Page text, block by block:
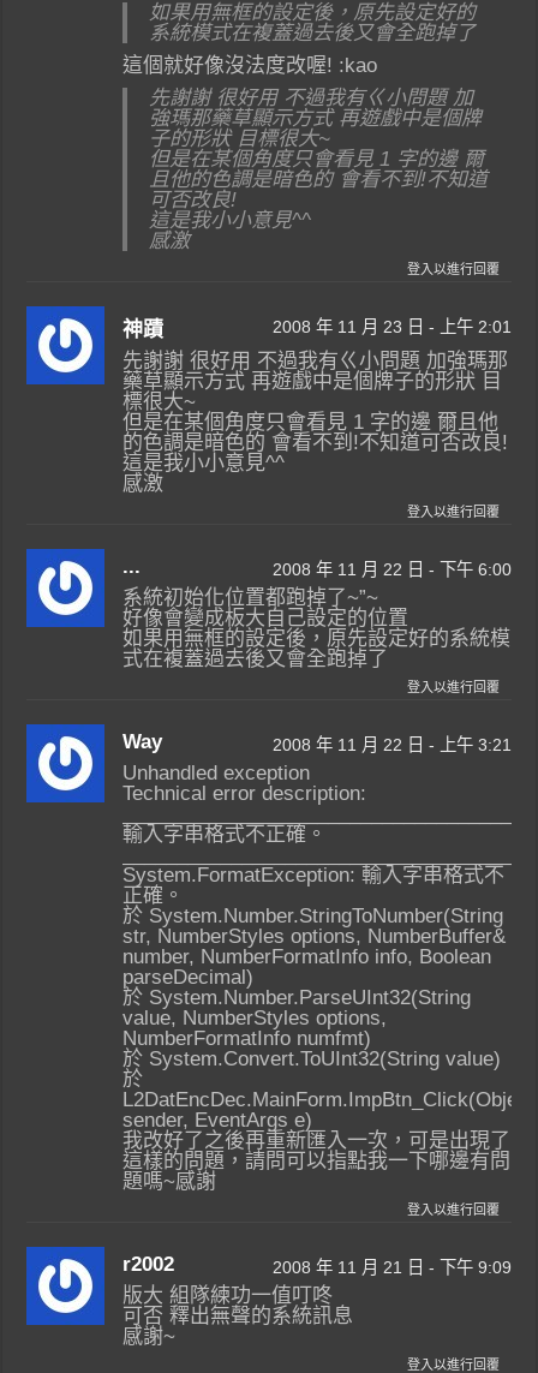
如果用無框的設定後，原先設定好的
系統模式在複蓋過去後又會全跑掉了
這個就好像沒法度改喔! :kao
先謝謝 很好用 不過我有ㄍ小問題 加
強瑪那藥草顯示方式 再遊戲中是個牌
子的形狀 目標很大~
但是在某個角度只會看見 1 字的邊 爾
且他的色調是暗色的 會看不到!不知道
可否改良!
這是我小小意見^^
感激
登入以進行回覆
神蹟 2008 年 11 月 23 日 - 上午 2:01
先謝謝 很好用 不過我有ㄍ小問題 加強瑪那
藥草顯示方式 再遊戲中是個牌子的形狀 目
標很大~
但是在某個角度只會看見 1 字的邊 爾且他
的色調是暗色的 會看不到!不知道可否改良!
這是我小小意見^^
感激
登入以進行回覆
... 2008 年 11 月 22 日 - 下午 6:00
系統初始化位置都跑掉了~”~
好像會變成板大自己設定的位置
如果用無框的設定後，原先設定好的系統模
式在複蓋過去後又會全跑掉了
登入以進行回覆
Way 2008 年 11 月 22 日 - 上午 3:21
Unhandled exception
Technical error description:
輸入字串格式不正確。
System.FormatException: 輸入字串格式不
正確。
於 System.Number.StringToNumber(String
str, NumberStyles options, NumberBuffer&
number, NumberFormatInfo info, Boolean
parseDecimal)
於 System.Number.ParseUInt32(String
value, NumberStyles options,
NumberFormatInfo numfmt)
於 System.Convert.ToUInt32(String value)
於
L2DatEncDec.MainForm.ImpBtn_Click(Object
sender, EventArgs e)
我改好了之後再重新匯入一次，可是出現了
這樣的問題，請問可以指點我一下哪邊有問
題嗎~感謝
登入以進行回覆
r2002 2008 年 11 月 21 日 - 下午 9:09
版大 組隊練功一值叮咚
可否 釋出無聲的系統訊息
感謝~
登入以進行回覆